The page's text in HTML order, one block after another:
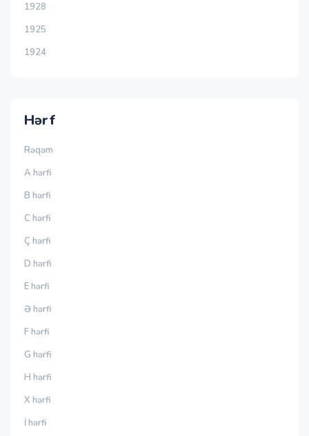
1928
1925
1924
Hərf
Rəqəm
A hərfi
B hərfi
C hərfi
Ç hərfi
D hərfi
E hərfi
Ə hərfi
F hərfi
G hərfi
H hərfi
X hərfi
İ hərfi